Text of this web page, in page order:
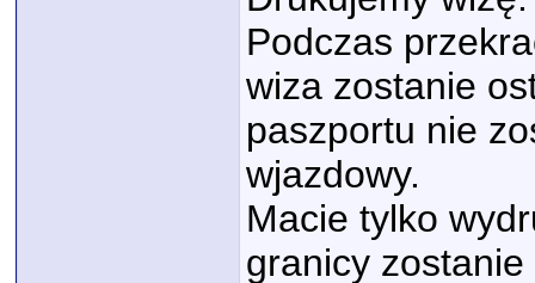
Podczas
wiza zostanie
paszportu nie
wjazdowy.
Macie tylko
granicy